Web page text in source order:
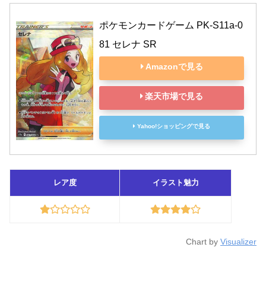
ポケモンカードゲーム PK-S11a-0
81 セレナ SR
Amazonで見る
楽天市場で見る
Yahoo!ショッピングで見る
レア度 イラスト魅力
Chart by Visualizer